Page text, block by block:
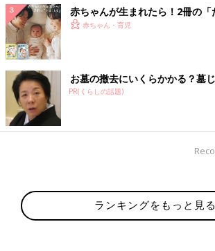
事をする」「お互いに感謝の言葉を必ず言う
多く寄せられました。
「それぞれ得意な家事を担当します。ゴミを
袋をセットするのは私、捨てるのは夫。洗濯
夫、畳んでしまうのは私、といった具合です
「基本は得意なことを担当。苦手なことは話
毎日のこと、週末でできることもきちんと洗
度合いで爆発しないよう分担を考えます」（
い物をしていたら、私はお風呂掃除をして沸
『俺だけやってる』『私だけやってる』を芽
しています。
赤ちゃんが生まれたら！2冊の「
赤ちゃん・育児
お墓の撤去にいくらかかる？墓
PR(くらしの話題)
ランキングをもっと見る